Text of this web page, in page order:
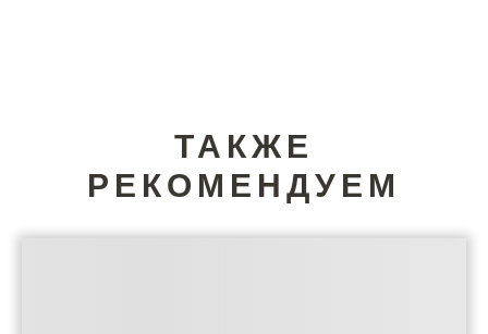
ТАКЖЕ
РЕКОМЕНДУЕМ